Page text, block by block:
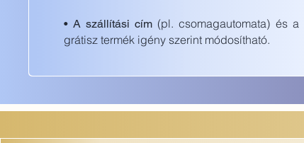
• A szállítási cím (pl. csomagautomata) és a
grátisz termék igény szerint módosítható.